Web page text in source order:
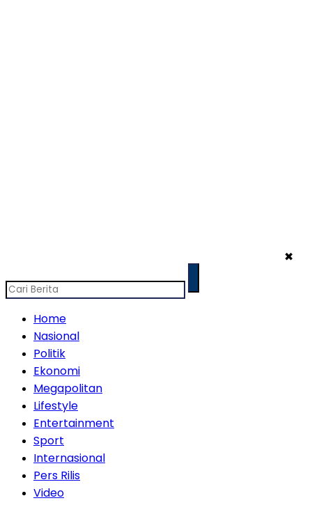
✖
Home
Nasional
Politik
Ekonomi
Megapolitan
Lifestyle
Entertainment
Sport
Internasional
Pers Rilis
Video